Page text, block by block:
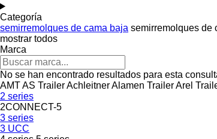
Categoría
semirremolques de cama baja semirremolques de
mostrar todos
Marca
No se han encontrado resultados para esta
AMTAS TrailerAchleitnerAlamen TrailerArel
2 series
2CONNECT-5
3 series
3 UCC